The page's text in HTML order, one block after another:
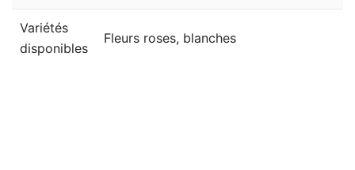
Variétés
disponibles
Fleurs roses, blanches